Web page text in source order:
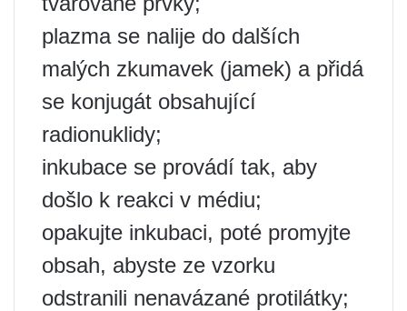
plazma se nalije do dalších
malých zkumavek (jamek) a přidá
se konjugát obsahující
radionuklidy;
inkubace se provádí tak, aby
došlo k reakci v médiu;
opakujte inkubaci, poté promyjte
obsah, abyste ze vzorku
odstranili nenavázané protilátky;